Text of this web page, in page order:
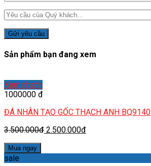
Sản phẩm bạn đang xem
Xem nhanh
1000000 đ
ĐÁ NHÂN TẠO GỐC THẠCH ANH BQ9140
3.500.000đ 2.500.000đ
Mua ngay
sale